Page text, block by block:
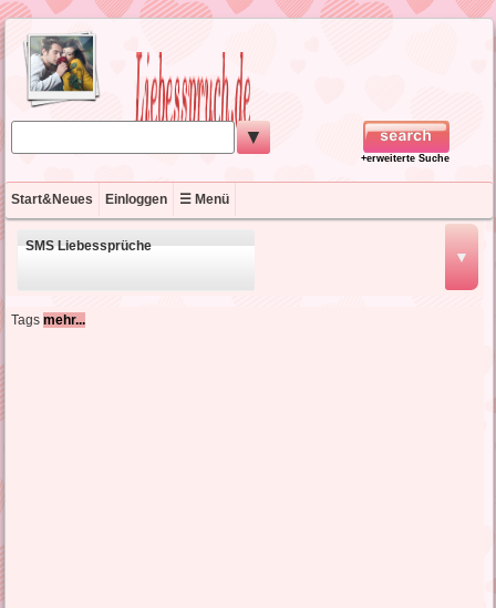
▼
+erweiterte Suche
Start&Neues Einloggen ☰ Menü
▼
SMS Liebessprüche
schöne Liebessprüche
Tagsmehr...